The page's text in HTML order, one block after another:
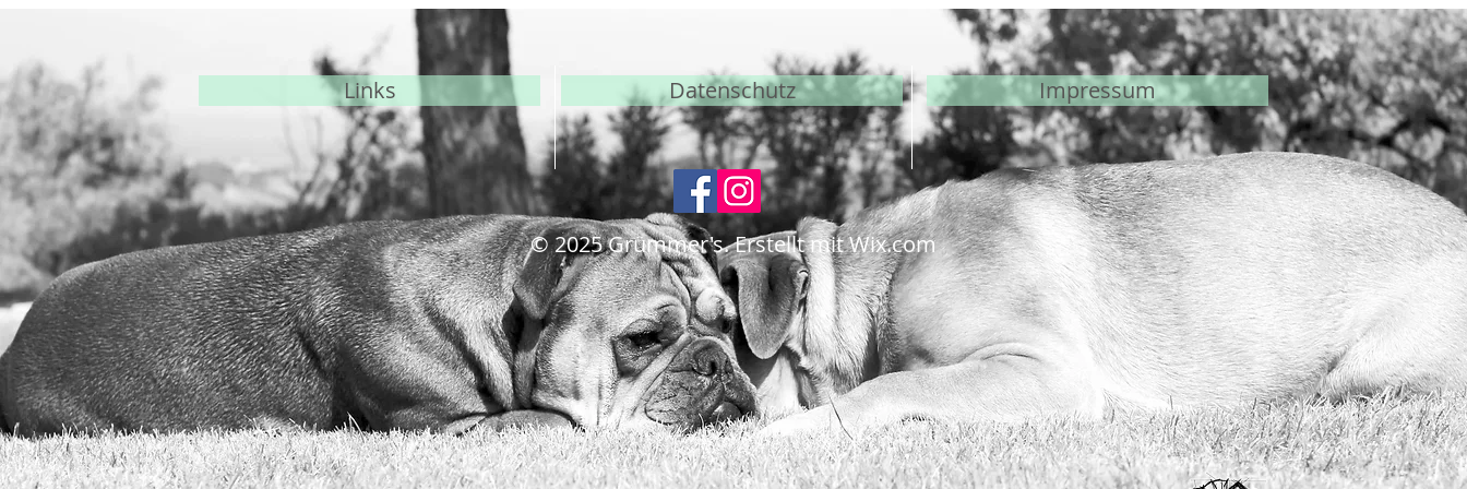
Links Datenschutz Impressum
© 2025Grümmer's. Erstellt mit Wix.com